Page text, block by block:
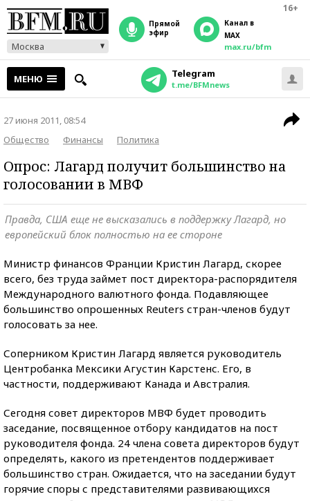
16+
Москва
прямой
эфир
Канал в
MAX
max.ru/bfm
МЕНЮ Telegram
t.me/BFMnews
27 июня 2011, 08:54
Общество
Финансы Политика
Опрос: Лагард получит большинство на
голосовании в МВФ
Правда, США еще не высказались в поддержку Лагард, но
европейский блок полностью на ее стороне
Министр финансов Франции Кристин Лагард, скорее
всего, без труда займет пост директора-распорядителя
Международного валютного фонда. Подавляющее
большинство опрошенных Reuters стран-членов будут
голосовать за нее.
Соперником Кристин Лагард является руководитель
Центробанка Мексики Агустин Карстенс. Его, в
частности, поддерживают Канада и Австралия.
Сегодня совет директоров МВФ будет проводить
заседание, посвященное отбору кандидатов на пост
руководителя фонда. 24 члена совета директоров будут
определять, какого из претендентов поддерживает
большинство стран. Ожидается, что на заседании будут
горячие споры с представителями развивающихся